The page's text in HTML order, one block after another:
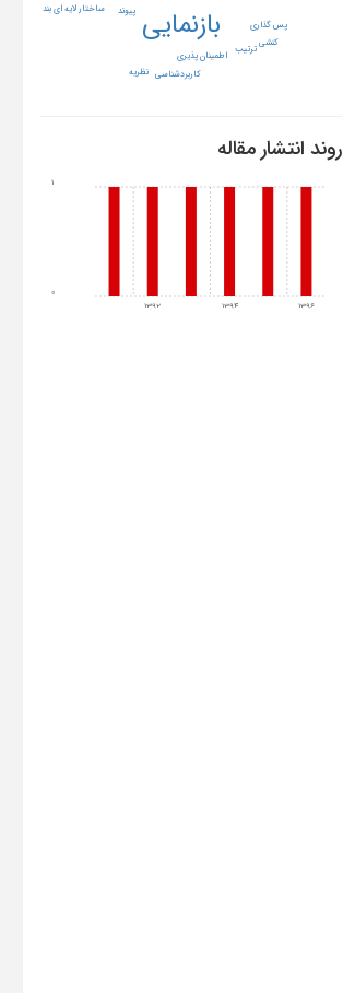
بازنمایی
اطمینان پذیری
پس گذاری
پیوند
ترتیب
ساختار لایه ای بند
کاربردشناسی نظریه
کنشی
روند انتشار مقاله
1392 1394 1396
0
1